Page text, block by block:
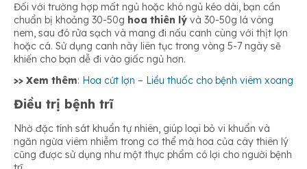
Đối với trường hợp mất ngủ hoặc khó ngủ kéo dài, bạn cần
chuẩn bị khoảng 30-50g hoa thiên lý và 30-50g lá vông
nem, sau đó rửa sạch và mang đi nấu canh cùng với thịt lợn
hoặc cá. Sử dụng canh này liên tục trong vòng 5-7 ngày sẽ
khiến cho bạn dễ đi vào giấc ngủ hơn.
>> Xem thêm: Hoa cứt lợn – Liều thuốc cho bệnh viêm xoang
Điều trị bệnh trĩ
Nhờ đặc tính sát khuẩn tự nhiên, giúp loại bỏ vi khuẩn và
ngăn ngừa viêm nhiễm trong cơ thể mà hoa của cây thiên lý
cũng được sử dụng như một thực phẩm có lợi cho người bệnh